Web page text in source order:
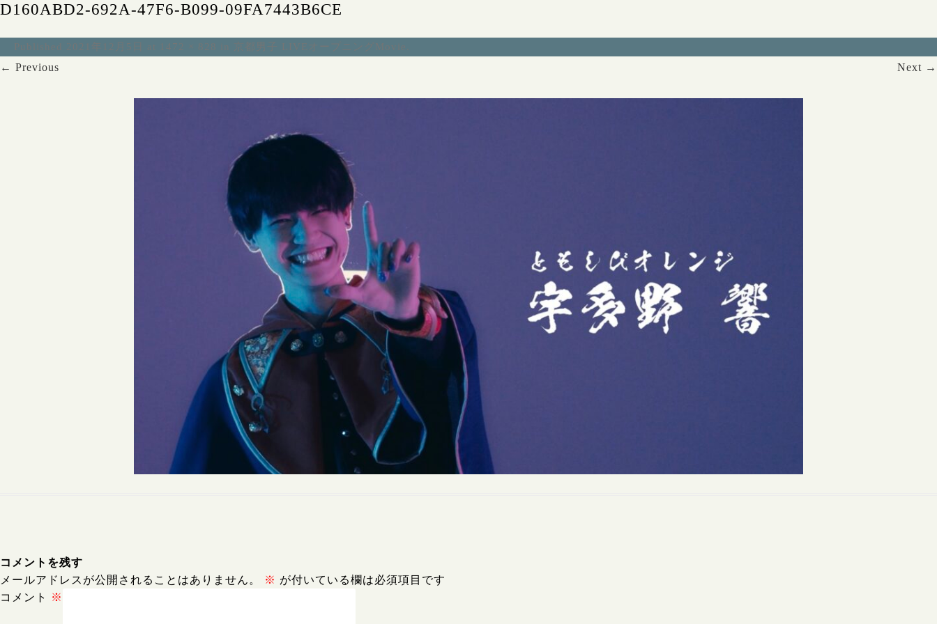
D160ABD2-692A-47F6-B099-09FA7443B6CE
Published 2021年12月5日 at 1472 × 828 in 京都男子 LIVEオープニングMovie
← Previous Next →
コメントを残す
メールアドレスが公開されることはありません。
※ が付いている欄は必須項目です
コメント
※